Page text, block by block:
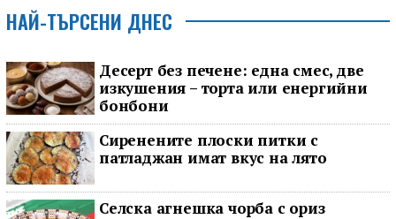
НАЙ-ТЪРСЕНИ ДНЕС
Десерт без печене: една смес, две
изкушения – торта или енергийни
бонбони
Сиренените плоски питки с
патладжан имат вкус на лято
Селска агнешка чорба с ориз